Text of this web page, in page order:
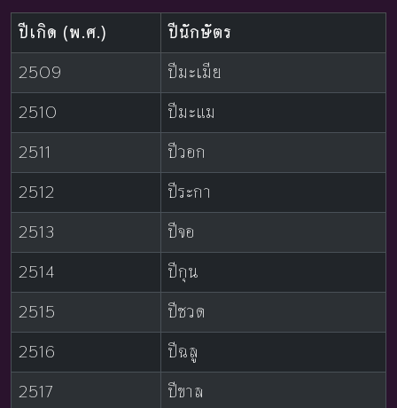
ปีเกิด (พ.ศ.)
ปีนักษัตร
2509
ปีมะเมีย
2510
ปีมะแม
2511
ปีวอก
2512
ปีระกา
2513
ปีจอ
2514
ปีกุน
2515
ปีชวด
2516
ปีฉลู
2517
ปีขาล